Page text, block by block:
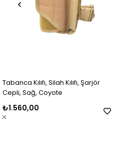
Tabanca Kılıfı, Silah Kılıfı, Şarjör
Cepli, Sağ, Coyote
₺1.560,00